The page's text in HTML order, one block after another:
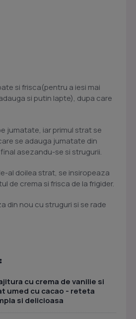
si frisca(pentru a iesi mai
si putin lapte), dupa care
jumatate, iar primul strat se
se adauga jumatate din
asezandu-se si strugurii.
al doilea strat, se insiropeaza
de crema si frisca de la frigider.
din nou cu struguri si se rade
cu crema de vanilie si
umed cu cacao - reteta
si delicioasa